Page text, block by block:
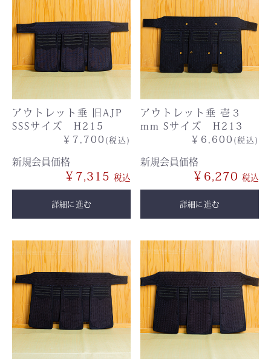
アウトレット垂 旧AJP
SSSサイズ H215
￥7,700 (税込)
新規会員価格
￥7,315
詳細に進む
アウトレット垂 壱３
mm Sサイズ H213
￥6,600 (税込)
新規会員価格
￥6,270
詳細に進む